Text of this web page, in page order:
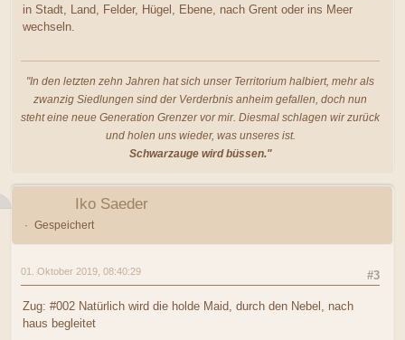
in Stadt, Land, Felder, Hügel, Ebene, nach Grent oder ins Meer
wechseln.
"In den letzten zehn Jahren hat sich unser Territorium halbiert, mehr als
zwanzig Siedlungen sind der Verderbnis anheim gefallen, doch nun
steht eine neue Generation Grenzer vor mir. Diesmal schlagen wir zurück
und holen uns wieder, was unseres ist.
Schwarzauge wird büssen."
Iko Saeder
Gespeichert
#3
01. Oktober 2019, 08:40:29
Zug: #002 Natürlich wird die holde Maid, durch den Nebel, nach
haus begleitet